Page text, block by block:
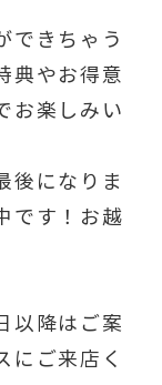
できちゃう
典やお得意
お楽しみい
後になりま
です！お越
以降はご案
にご来店く